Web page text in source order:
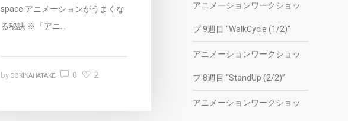
space アニメーションがうまくな
る秘訣 ※「アニ…
by OOKINAHATAKE 0 2
アニメーションワークショッ
プ 9週目 “WalkCycle (1/2)”
アニメーションワークショッ
プ 8週目 “StandUp (2/2)”
アニメーションワークショッ